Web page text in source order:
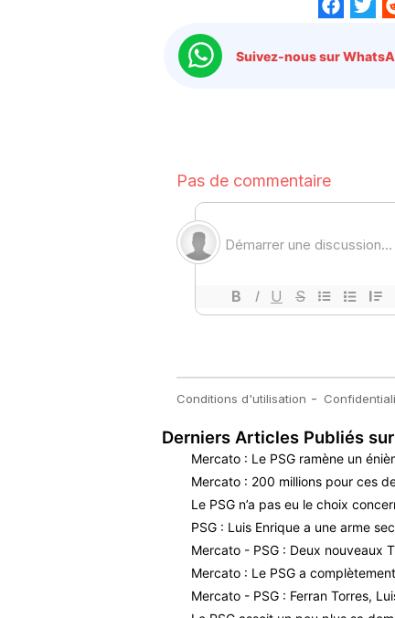
Suivez-nous sur
Derniers Articles Publiés
Mercato : Le PSG ramène un
Mercato : 200 millions pour ces
Le PSG n’a pas eu le choix
PSG : Luis Enrique a une arme
Mercato - PSG : Deux nouveaux
Mercato : Le PSG a
Mercato - PSG : Ferran Torres,